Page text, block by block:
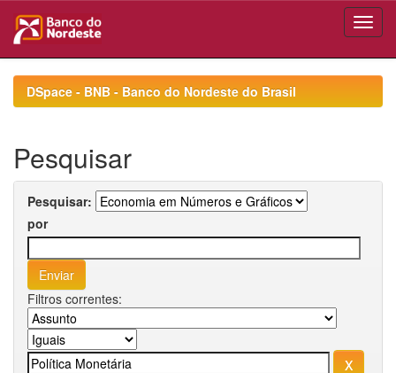
navigationDSpace - BNB - Banco do Nordeste do Brasil
Pesquisar
Pesquisar:
por
Filtros correntes: